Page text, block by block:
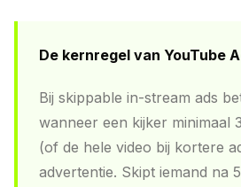
De kernregel van YouTube
Bij skippable in-stream ads
wanneer een kijker minimaal
(of de hele video bij kortere
advertentie. Skipt iemand na